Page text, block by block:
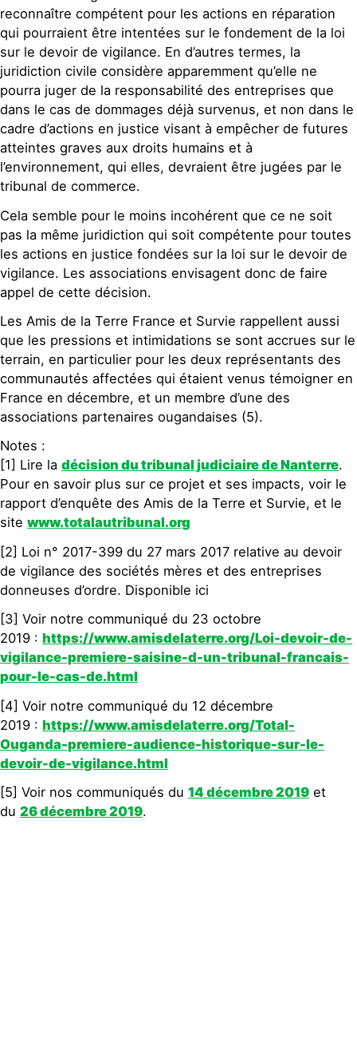
reconnaître compétent pour les actions en réparation
qui pourraient être intentées sur le fondement de la loi
sur le devoir de vigilance. En d’autres termes, la
juridiction civile considère apparemment qu’elle ne
pourra juger de la responsabilité des entreprises que
dans le cas de dommages déjà survenus, et non dans le
cadre d’actions en justice visant à empêcher de futures
atteintes graves aux droits humains et à
l’environnement, qui elles, devraient être jugées par le
tribunal de commerce.
Cela semble pour le moins incohérent que ce ne soit
pas la même juridiction qui soit compétente pour toutes
les actions en justice fondées sur la loi sur le devoir de
vigilance. Les associations envisagent donc de faire
appel de cette décision.
Les Amis de la Terre France et Survie rappellent aussi
que les pressions et intimidations se sont accrues sur le
terrain, en particulier pour les deux représentants des
communautés affectées qui étaient venus témoigner en
France en décembre, et un membre d’une des
associations partenaires ougandaises (5).
Notes :
[1] Lire la décision du tribunal judiciaire de Nanterre.
Pour en savoir plus sur ce projet et ses impacts, voir le
rapport d’enquête des Amis de la Terre et Survie, et le
site www.totalautribunal.org
[2] Loi n° 2017-399 du 27 mars 2017 relative au devoir
de vigilance des sociétés mères et des entreprises
donneuses d’ordre. Disponible ici
[3] Voir notre communiqué du 23 octobre
2019 : https://www.amisdelaterre.org/Loi-devoir-de-
vigilance-premiere-saisine-d-un-tribunal-francais-
pour-le-cas-de.html
[4] Voir notre communiqué du 12 décembre
2019 : https://www.amisdelaterre.org/Total-
Ouganda-premiere-audience-historique-sur-le-
devoir-de-vigilance.html
[5] Voir nos communiqués du 14 décembre 2019 et
du 26 décembre 2019.